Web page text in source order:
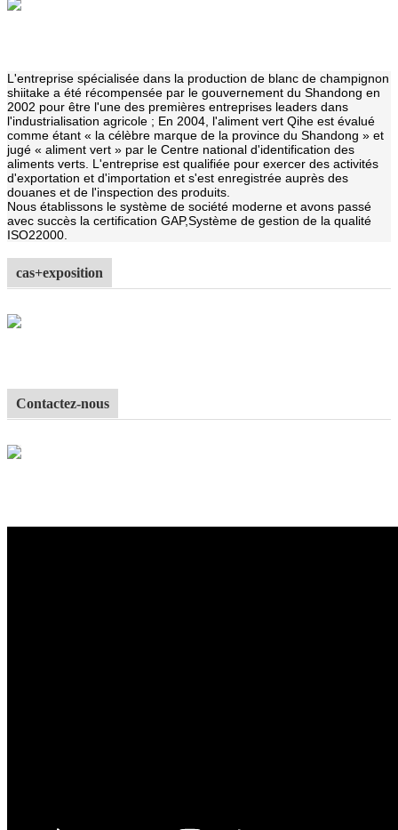
L'entreprise spécialisée dans la production de blanc de champignon
shiitake a été récompensée par le gouvernement du Shandong en
2002 pour être l'une des premières entreprises leaders dans
l'industrialisation agricole ; En 2004, l'aliment vert Qihe est évalué
comme étant « la célèbre marque de la province du Shandong » et
jugé « aliment vert » par le Centre national d'identification des
aliments verts. L'entreprise est qualifiée pour exercer des activités
d'exportation et d'importation et s'est enregistrée auprès des
douanes et de l'inspection des produits.
Nous établissons le système de société moderne et avons passé
avec succès la certification GAP,Système de gestion de la qualité
ISO22000.
cas+exposition
Contactez-nous